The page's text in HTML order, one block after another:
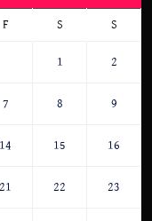
F S S
1 2
7 8 9
14 15 16
21 22 23